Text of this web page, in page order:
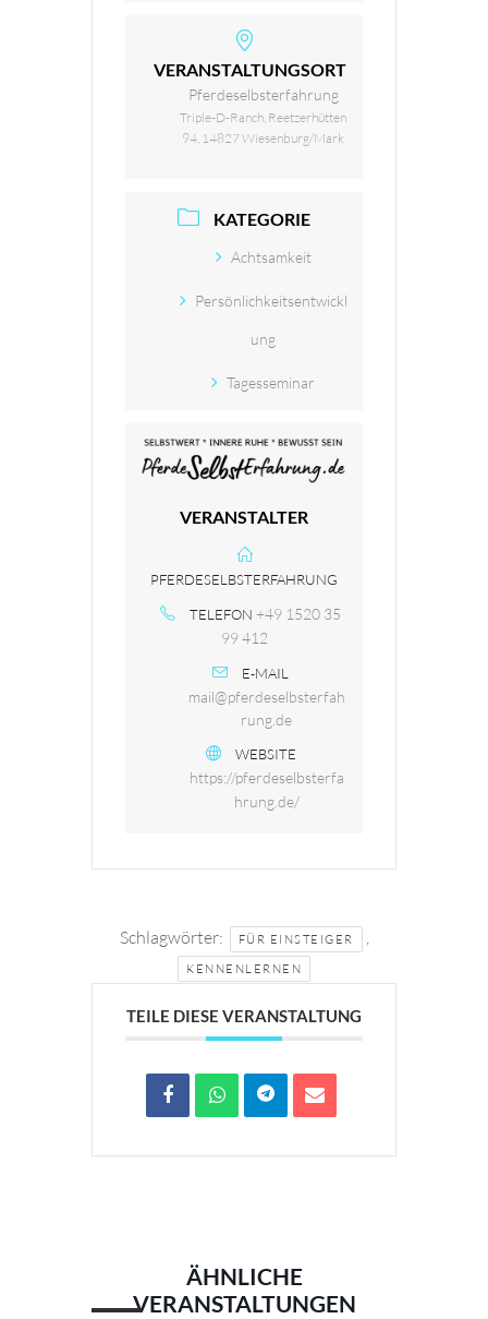
VERANSTALTUNGSORT
Pferdeselbsterfahrung
Triple-D-Ranch, Reetzerhütten
94, 14827 Wiesenburg/Mark
KATEGORIE
Achtsamkeit
Persönlichkeitsentwickl
ung
Tagesseminar
VERANSTALTER
PFERDESELBSTERFAHRUNG
TELEFON +49 1520 35
99 412
E-MAIL
mail@pferdeselbsterfah
rung.de
WEBSITE
https://pferdeselbsterfa
hrung.de/
Schlagwörter: FÜR EINSTEIGER
KENNENLERNEN
TEILE DIESE VERANSTALTUNG
ÄHNLICHE
VERANSTALTUNGEN